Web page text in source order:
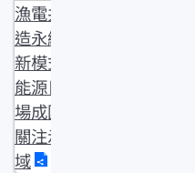
漁電共生打
造永續養殖
新模式 泓德
能源日運案
場成國內外
關注示範場
域